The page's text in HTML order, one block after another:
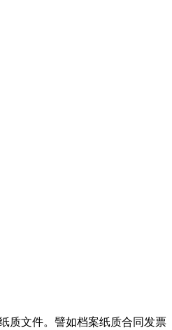
质文件。譬如档案纸质合同发票